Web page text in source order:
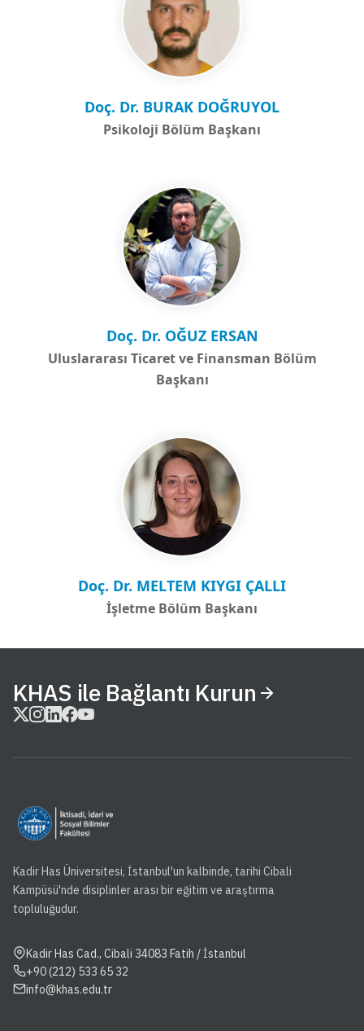
Doç. Dr. BURAK DOĞRUYOL
Psikoloji Bölüm Başkanı
Doç. Dr. OĞUZ ERSAN
Uluslararası Ticaret ve Finansman Bölüm
Başkanı
Doç. Dr. MELTEM KIYGI ÇALLI
İşletme Bölüm Başkanı
KHAS ile Bağlantı Kurun
Kadir Has Üniversitesi, İstanbul'un kalbinde, tarihi Cibali
Kampüsü'nde disiplinler arası bir eğitim ve araştırma
topluluğudur.
Kadir Has Cad., Cibali 34083 Fatih / İstanbul
+90 (212) 533 65 32
info@khas.edu.tr